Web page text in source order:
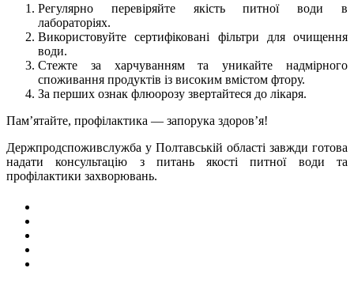
Регулярно перевіряйте якість питної води в
лабораторіях.
Використовуйте сертифіковані фільтри для очищення
води.
Стежте за харчуванням та уникайте надмірного
споживання продуктів із високим вмістом фтору.
За перших ознак флюорозу звертайтеся до лікаря.
Пам’ятайте, профілактика — запорука здоров’я!
Держпродспоживслужба у Полтавській області завжди готова
надати консультацію з питань якості питної води та
профілактики захворювань.